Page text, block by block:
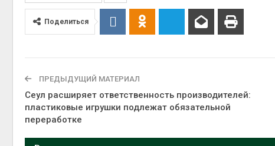
Поделиться
ПРЕДЫДУЩИЙ МАТЕРИАЛ
Сеул расширяет ответственность производителей:
пластиковые игрушки подлежат обязательной
переработке